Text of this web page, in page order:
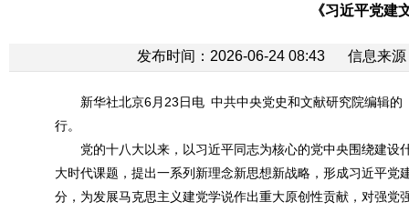
《习近平党建
发布时间：2026-06-24 08:43 信息来源
新华社北京6月23日电 中共中央党史和文献研究院编辑
行。
党的十八大以来，以习近平同志为核心的党中央围绕建
大时代课题，提出一系列新理念新思想新战略，形成习近平
分，为发展马克思主义建党学说作出重大原创性贡献，对强